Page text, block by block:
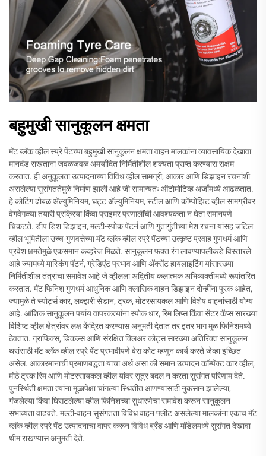
बहुमुखी सानुकूलन क्षमता
मॅट ब्लॅक व्हील स्प्रे पेंटच्या बहुमुखी सानुकूलन क्षमता वाहन मालकांना व्यावसायिक देखावा
मानदंड राखताना जवळजवळ अमर्यादित निर्मितीशील शक्यता प्राप्त करण्यास सक्षम
करतात. ही अनुकूलता उत्पादनाच्या विविध व्हील सामग्री, आकार आणि डिझाइन रचनांशी
असलेल्या सुसंगततेमुळे निर्माण झाली आहे जी सामान्यतः ऑटोमोटिव्ह अर्जांमध्ये आढळतात.
हे कोटिंग ढोबळ अ‍ॅल्युमिनियम, घट्ट अ‍ॅल्युमिनियम, स्टील आणि कॉम्पोझिट व्हील सामग्रीवर
वेगवेगळ्या तयारी प्रक्रिया किंवा प्राइमर प्रणालींची आवश्यकता न घेता समानपणे
चिकटते. डीप डिश डिझाइन, मल्टी-स्पोक पॅटर्न आणि गुंतागुंतीच्या मेश रचना यांसह जटिल
व्हील भूमितीला उच्च-गुणवत्तेच्या मॅट ब्लॅक व्हील स्प्रे पेंटच्या उत्कृष्ट प्रवाह गुणधर्म आणि
प्रवेश क्षमतेमुळे एकसमान कव्हरेज मिळते. सानुकूलन फक्त रंग लावण्यापलीकडे विस्तारले
आहे ज्यामध्ये मास्किंग पॅटर्न, ग्रेडिएंट प्रभाव आणि अ‍ॅक्सेंट हायलाइटिंग यांसारख्या
निर्मितीशील तंत्रांचा समावेश आहे जे व्हीलला अद्वितीय कलात्मक अभिव्यक्तीमध्ये रूपांतरित
करतात. मॅट फिनिश गुणधर्म आधुनिक आणि क्लासिक वाहन डिझाइन दोन्हींना पूरक आहेत,
ज्यामुळे ते स्पोर्ट्स कार, लक्झरी सेडान, ट्रक, मोटरसायकल आणि विशेष वाहनांसाठी योग्य
आहे. आंशिक सानुकूलन पर्याय वापरकर्त्यांना स्पोक धार, रिम लिप्स किंवा सेंटर कॅप्स सारख्या
विशिष्ट व्हील क्षेत्रांवर लक्ष केंद्रित करण्यास अनुमती देतात तर इतर भाग मूळ फिनिशमध्ये
ठेवतात. ग्राफिक्स, डिकल्स आणि संरक्षित क्लिअर कोट्स सारख्या अतिरिक्त सानुकूलन
थरांसाठी मॅट ब्लॅक व्हील स्प्रे पेंट प्रभावीपणे बेस कोट म्हणून कार्य करते जेव्हा इच्छित
असेल. आकारमानाची प्रमाणबद्धता याचा अर्थ असा की समान उत्पादन कॉम्पॅक्ट कार व्हील,
मोठे ट्रक रिम आणि मोटरसायकल व्हील यांवर सूत्र बदल न करता सुसंगत परिणाम देते.
पुनर्स्थिती क्षमता त्यांना मूळापेक्षा चांगल्या स्थितीत आणण्यासाठी नुकसान झालेल्या,
गंजलेल्या किंवा घिसटलेल्या व्हील फिनिशच्या सुधारणेचा समावेश करून सानुकूलन
संभाव्यता वाढवते. मल्टी-वाहन सुसंगतता विविध वाहन फ्लीट असलेल्या मालकांना एकाच मॅट
ब्लॅक व्हील स्प्रे पेंट उत्पादनाचा वापर करून विविध ब्रँड आणि मॉडेलमध्ये सुसंगत देखावा
थीम राखण्यास अनुमती देते.